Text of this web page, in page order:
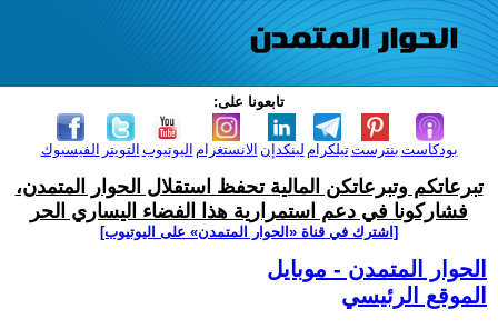
تابعونا على:
الفيسبوك التويتر اليوتيوب الانستغرام لينكدإن تيلكرامبنترست بودكاست
تبرعاتكم وتبرعاتكن المالية تحفظ استقلال الحوار المتمدن،
فشاركونا في دعم استمرارية هذا الفضاء اليساري الحر
[اشترك في قناة ‫«الحوار المتمدن» على اليوتيوب]
الحوار المتمدن - موبايل
الموقع الرئيسي